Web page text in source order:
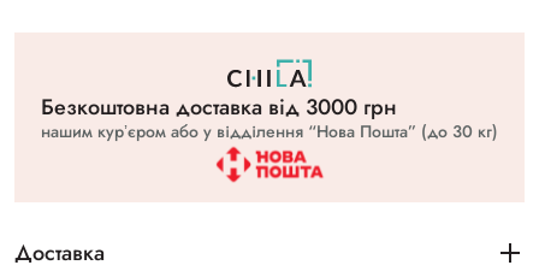
Безкоштовна доставка вiд 3000 грн
нашим курʼєром або у відділення “Нова Пошта” (до 30 кг)
Доставка